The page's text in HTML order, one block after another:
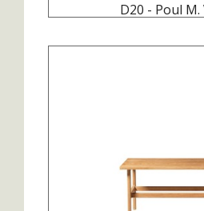
D20 - Poul